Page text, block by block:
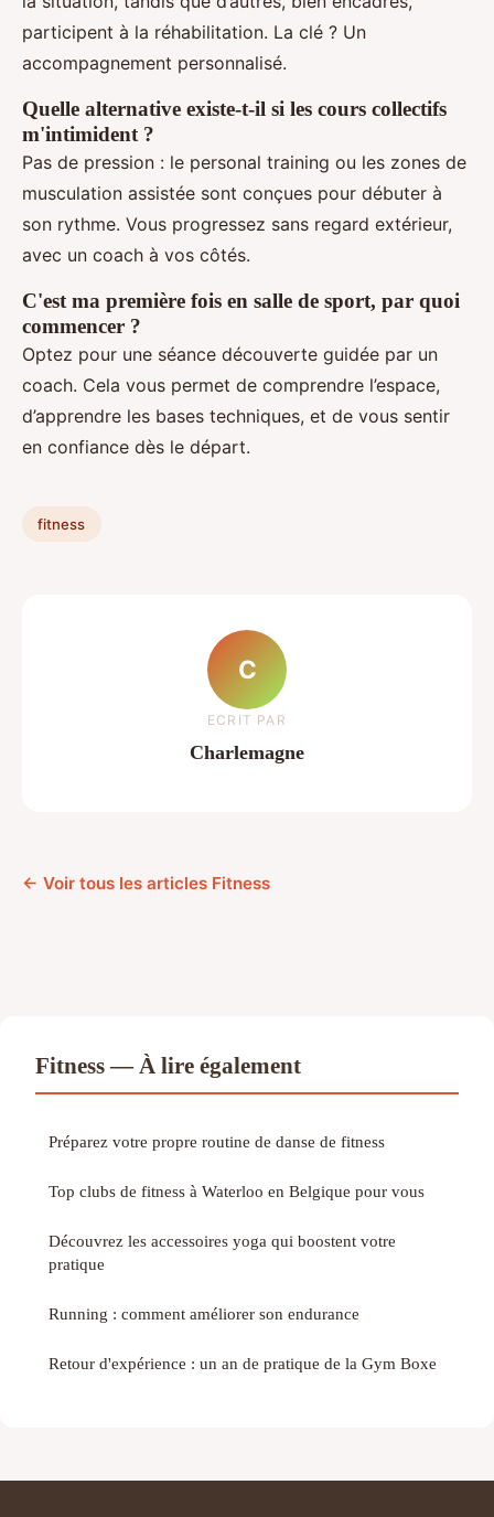
participent à la réhabilitation. La clé ? Un
accompagnement personnalisé.
Quelle alternative existe-t-il si les cours collectifs
m'intimident ?
Pas de pression : le personal training ou les zones de
musculation assistée sont conçues pour débuter à
son rythme. Vous progressez sans regard extérieur,
avec un coach à vos côtés.
C'est ma première fois en salle de sport, par quoi
commencer ?
Optez pour une séance découverte guidée par un
coach. Cela vous permet de comprendre l’espace,
d’apprendre les bases techniques, et de vous sentir
en confiance dès le départ.
fitness
C
ECRIT PAR
Charlemagne
← Voir tous les articles Fitness
Fitness — À lire également
Préparez votre propre routine de danse de fitness
Top clubs de fitness à Waterloo en Belgique pour vous
Découvrez les accessoires yoga qui boostent votre
pratique
Running : comment améliorer son endurance
Retour d'expérience : un an de pratique de la Gym Boxe